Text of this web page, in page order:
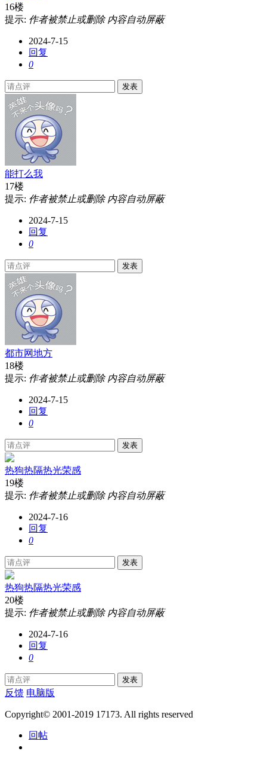
16楼
提示: 作者被禁止或删除 内容自动屏蔽
2024-7-15
回复
0
发表
能打么我
17楼
提示: 作者被禁止或删除 内容自动屏蔽
2024-7-15
回复
0
发表
都市网地方
18楼
提示: 作者被禁止或删除 内容自动屏蔽
2024-7-15
回复
0
发表
热狗热隔热光荣感
19楼
提示: 作者被禁止或删除 内容自动屏蔽
2024-7-16
回复
0
发表
热狗热隔热光荣感
20楼
提示: 作者被禁止或删除 内容自动屏蔽
2024-7-16
回复
0
发表
反馈 电脑版
Copyright© 2001-2019 17173. All rights reserved
回帖